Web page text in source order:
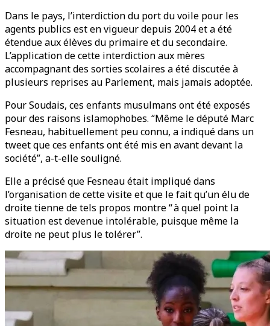
Dans le pays, l’interdiction du port du voile pour les
agents publics est en vigueur depuis 2004 et a été
étendue aux élèves du primaire et du secondaire.
L’application de cette interdiction aux mères
accompagnant des sorties scolaires a été discutée à
plusieurs reprises au Parlement, mais jamais adoptée.
Pour Soudais, ces enfants musulmans ont été exposés
pour des raisons islamophobes. “Même le député Marc
Fesneau, habituellement peu connu, a indiqué dans un
tweet que ces enfants ont été mis en avant devant la
société”, a-t-elle souligné.
Elle a précisé que Fesneau était impliqué dans
l’organisation de cette visite et que le fait qu’un élu de
droite tienne de tels propos montre “ à quel point la
situation est devenue intolérable, puisque même la
droite ne peut plus le tolérer”.